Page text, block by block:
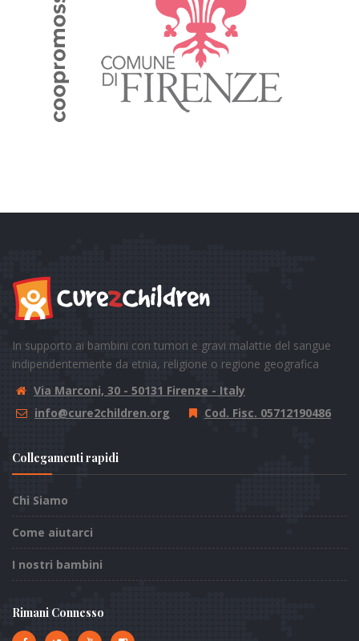
In supporto ai bambini con tumori e gravi malattie del sangue
indipendentemente da etnia, religione o regione geografica
Via Marconi, 30 - 50131 Firenze - Italy
info@cure2children.org
Cod. Fisc. 05712190486
Collegamenti rapidi
Chi Siamo
Come aiutarci
I nostri bambini
Rimani Connesso